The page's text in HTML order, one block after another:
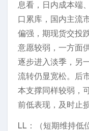
息看，日内成本端
口累库，国内主流
偏强，期现货交投
意愿较弱，一方面
逐步进入淡季，另
流转仍显宽松。后
本支撑同样较弱，
前低表现，及时止损
LL：（短期维持低